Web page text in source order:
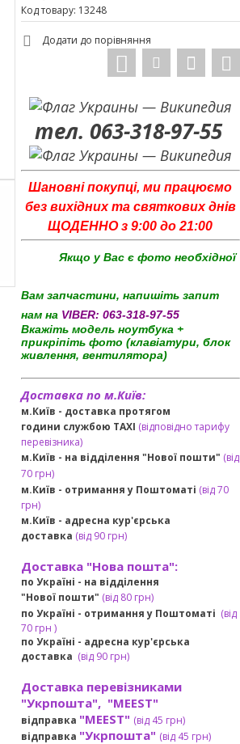
Код товару: 13248
Додати до порівняння
тел. 063-318-97-55
Шановні покупці, ми працюємо
без вихідних та святкових днів
ЩОДЕННО з 9:00 до 21:00
Якщо у Вас є фото необхідної
Вам запчастини, напишіть запит
нам на VIBER: 063-318-97-55
Вкажіть модель ноутбука +
прикріпіть фото (клавіатури, блок
живлення, вентилятора)
Доставка по м.Київ:
м.Київ - доставка протягом
години службою TAXI (відповідно тарифу
перевізника)
м.Київ - на відділення "Нової пошти" (від
70 грн)
м.Київ - отримання у Поштоматі (від 70
грн)
м.Київ - адресна кур'єрська
доставка (від90 грн)
Доставка "Нова пошта":
по Україні - на відділення
"Нової пошти" (від 80 грн)
по Україні - отримання у Поштоматі (від
70 грн )
по Україні - адресна кур'єрська
доставка (від90 грн)
Доставка перевізниками
"Укрпошта", "MEEST"
відправка "MEEST" (від 45 грн)
відправка "Укрпошта" (від 45 грн)